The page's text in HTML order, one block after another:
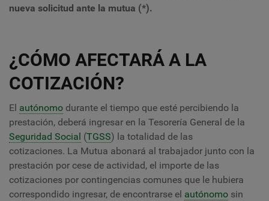
nueva solicitud ante la mutua (*).
¿CÓMO AFECTARÁ A LA
COTIZACIÓN?
El autónomo durante el tiempo que esté percibiendo la
prestación, deberá ingresar en la Tesorería General de la
Seguridad Social (TGSS) la totalidad de las
cotizaciones. La Mutua abonará al trabajador junto con la
prestación por cese de actividad, el importe de las
cotizaciones por contingencias comunes que le hubiera
correspondido ingresar, de encontrarse el autónomo sin